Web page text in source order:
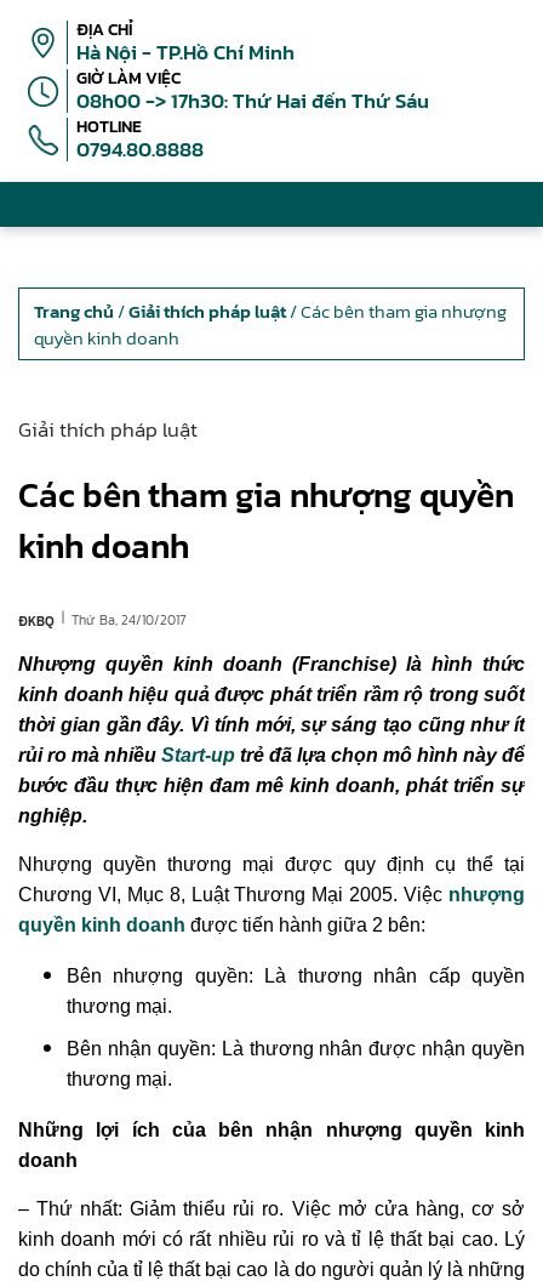
ĐỊA CHỈ
Hà Nội - TP.Hồ Chí Minh
GIỜ LÀM VIỆC
08h00 -> 17h30: Thứ Hai đến Thứ Sáu
HOTLINE
0794.80.8888
Trang chủ /Giải thích pháp luật/ Các bên tham gia nhượng
quyền kinh doanh
Giải thích pháp luật
Các bên tham gia nhượng quyền
kinh doanh
ĐKBQ | Thứ Ba, 24/10/2017
Nhượng quyền kinh doanh (Franchise) là hình thức
kinh doanh hiệu quả được phát triển rầm rộ trong suốt
thời gian gần đây. Vì tính mới, sự sáng tạo cũng như ít
rủi ro mà nhiều Start-up trẻ đã lựa chọn mô hình này để
bước đầu thực hiện đam mê kinh doanh, phát triển sự
nghiệp.
Nhượng quyền thương mại được quy định cụ thể tại
Chương VI, Mục 8, Luật Thương Mại 2005. Việc nhượng
quyền kinh doanh được tiến hành giữa 2 bên:
Bên nhượng quyền: Là thương nhân cấp quyền
thương mại.
Bên nhận quyền: Là thương nhân được nhận quyền
thương mại.
Những lợi ích của bên nhận nhượng quyền kinh
doanh
– Thứ nhất: Giảm thiểu rủi ro. Việc mở cửa hàng, cơ sở
kinh doanh mới có rất nhiều rủi ro và tỉ lệ thất bại cao. Lý
do chính của tỉ lệ thất bại cao là do người quản lý là những